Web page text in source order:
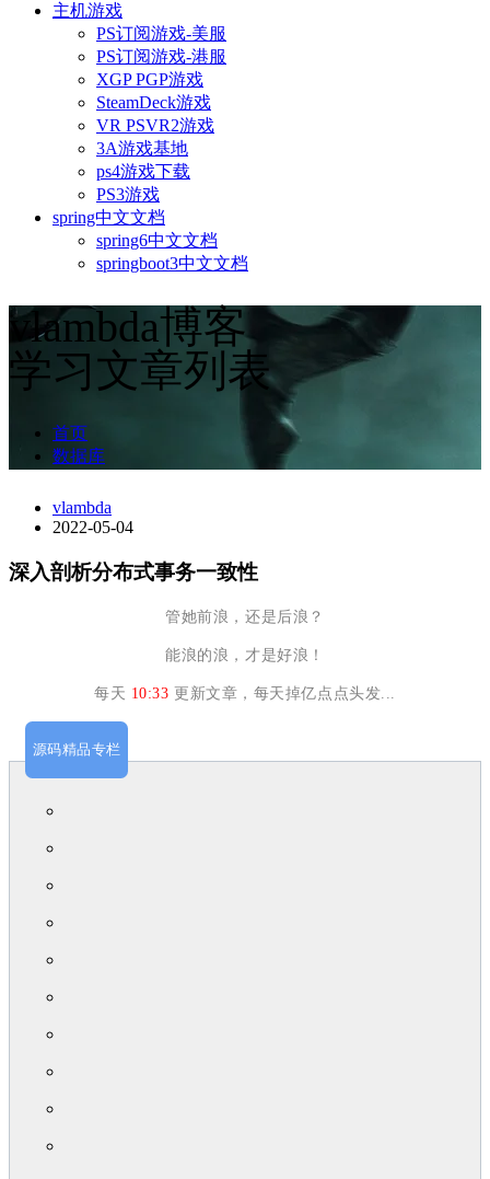
主机游戏
PS订阅游戏-美服
PS订阅游戏-港服
XGP PGP游戏
SteamDeck游戏
VR PSVR2游戏
3A游戏基地
ps4游戏下载
PS3游戏
spring中文文档
spring6中文文档
springboot3中文文档
vlambda博客
学习文章列表
首页
数据库
vlambda
2022-05-04
深入剖析分布式事务一致性
管她前浪，还是后浪？
能浪的浪，才是好浪！
每天 10:33 更新文章，每天掉亿点点头发...
源码精品专栏